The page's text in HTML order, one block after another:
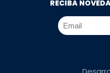
RECIBA